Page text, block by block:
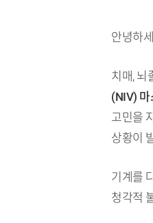
안녕하
치매, 뇌
(NIV) 마
고민을
상황이
기계를
청각적